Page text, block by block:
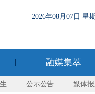
2026年08月07日 星
融媒集萃
公示公告 媒体